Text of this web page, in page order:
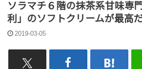
ソラマチ６階の抹茶系甘味専
利」のソフトクリームが最高
2019-03-05